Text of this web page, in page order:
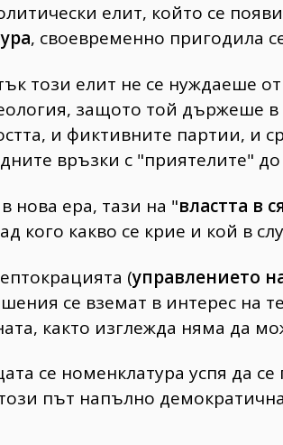
елит, който се
, своевременно пригодила
този елит не се нуждаеше
защото той държеше
и фиктивните партии, и
връзки с "приятелите" до
нова ера, тази на "властта в
кого какво се крие и кой в
(управлението
се вземат в интерес на
както изглежда няма да
се номенклатура успя да
път напълно